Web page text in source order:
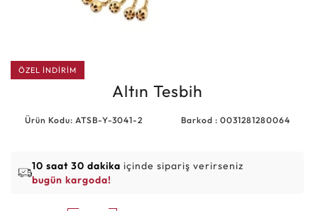
ÖZEL İNDİRİM
Altın Tesbih
Ürün Kodu: ATSB-Y-3041-2 Barkod : 0031281280064
10 saat 30 dakika içinde sipariş verirseniz
bugün kargoda!